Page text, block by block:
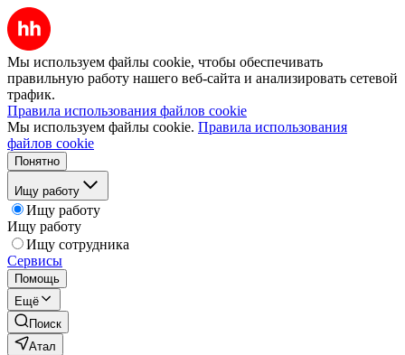
Мы используем файлы cookie, чтобы обеспечивать
правильную работу нашего веб-сайта и анализировать сетевой
трафик.
Правила использования файлов cookie
Мы используем файлы cookie. Правила использования
файлов cookie
Понятно
Ищу работу
Ищу работу
Ищу работу
Ищу сотрудника
Сервисы
Помощь
Ещё
Поиск
Атал